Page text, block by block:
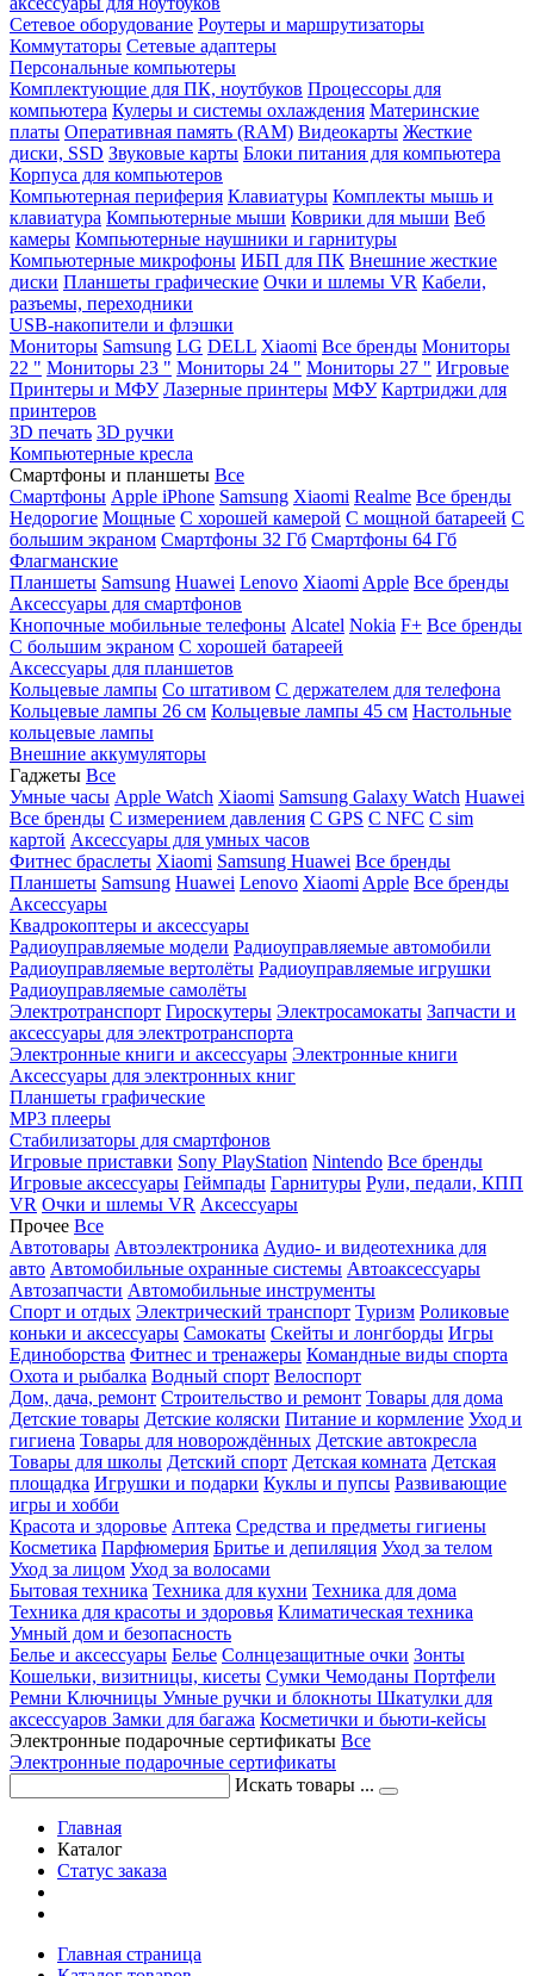
Сетевое оборудование Роутеры и маршрутизаторы
Коммутаторы Сетевые адаптеры
Персональные компьютеры
Комплектующие для ПК, ноутбуков Процессоры для
компьютера Кулеры и системы охлаждения Материнские
платы Оперативная память (RAM) Видеокарты Жесткие
диски, SSD Звуковые карты Блоки питания для компьютера
Корпуса для компьютеров
Компьютерная периферия Клавиатуры Комплекты мышь и
клавиатура Компьютерные мыши Коврики для мыши Веб
камеры Компьютерные наушники и гарнитуры
Компьютерные микрофоны ИБП для ПК Внешние жесткие
диски Планшеты графические Очки и шлемы VR Кабели,
разъемы, переходники
USB-накопители и флэшки
Мониторы Samsung LG DELL Xiaomi Все бренды Мониторы
22 " Мониторы 23 " Мониторы 24 " Мониторы 27 " Игровые
Принтеры и МФУ Лазерные принтеры МФУ Картриджи для
принтеров
3D печать 3D ручки
Компьютерные кресла
Смартфоны и планшеты Все
Смартфоны Apple iPhone Samsung Xiaomi Realme Все бренды
Недорогие Мощные С хорошей камерой С мощной батареей С
большим экраном Смартфоны 32 Гб Смартфоны 64 Гб
Флагманские
Планшеты Samsung Huawei Lenovo Xiaomi Apple Все бренды
Аксессуары для смартфонов
Кнопочные мобильные телефоны Alcatel Nokia F+ Все бренды
С большим экраном С хорошей батареей
Аксессуары для планшетов
Кольцевые лампы Со штативом C держателем для телефона
Кольцевые лампы 26 см Кольцевые лампы 45 см Настольные
кольцевые лампы
Внешние аккумуляторы
Гаджеты Все
Умные часы Apple Watch Xiaomi Samsung Galaxy Watch Huawei
Все бренды C измерением давления C GPS C NFC C sim
картой Аксессуары для умных часов
Фитнес браслеты Xiaomi Samsung Huawei Все бренды
Планшеты Samsung Huawei Lenovo Xiaomi Apple Все бренды
Аксессуары
Квадрокоптеры и аксессуары
Радиоуправляемые модели Радиоуправляемые автомобили
Радиоуправляемые вертолёты Радиоуправляемые игрушки
Радиоуправляемые самолёты
Электротранспорт Гироскутеры Электросамокаты Запчасти и
аксессуары для электротранспорта
Электронные книги и аксессуары Электронные книги
Аксессуары для электронных книг
Планшеты графические
MP3 плееры
Стабилизаторы для смартфонов
Игровые приставки Sony PlayStation Nintendo Все бренды
Игровые аксессуары Геймпады Гарнитуры Рули, педали, КПП
VR Очки и шлемы VR Аксессуары
Прочее Все
Автотовары Автоэлектроника Аудио- и видеотехника для
авто Автомобильные охранные системы Автоаксессуары
Автозапчасти Автомобильные инструменты
Спорт и отдых Электрический транспорт Туризм Роликовые
коньки и аксессуары Самокаты Скейты и лонгборды Игры
Единоборства Фитнес и тренажеры Командные виды спорта
Охота и рыбалка Водный спорт Велоспорт
Дом, дача, ремонт Строительство и ремонт Товары для дома
Детские товары Детские коляски Питание и кормление Уход и
гигиена Товары для новорождённых Детские автокресла
Товары для школы Детский спорт Детская комната Детская
площадка Игрушки и подарки Куклы и пупсы Развивающие
игры и хобби
Красота и здоровье Аптека Средства и предметы гигиены
Косметика Парфюмерия Бритье и депиляция Уход за телом
Уход за лицом Уход за волосами
Бытовая техника Техника для кухни Техника для дома
Техника для красоты и здоровья Климатическая техника
Умный дом и безопасность
Белье и аксессуары Белье Солнцезащитные очки Зонты
Кошельки, визитницы, кисеты Сумки Чемоданы Портфели
Ремни Ключницы Умные ручки и блокноты Шкатулки для
аксессуаров Замки для багажа Косметички и бьюти-кейсы
Электронные подарочные сертификаты Все
Электронные подарочные сертификаты
Искать товары ...
Главная
Каталог
Статус заказа
Главная страница